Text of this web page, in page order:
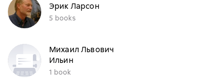
Эрик Ларсон
5 books
Михаил Львович
Ильин
1 book